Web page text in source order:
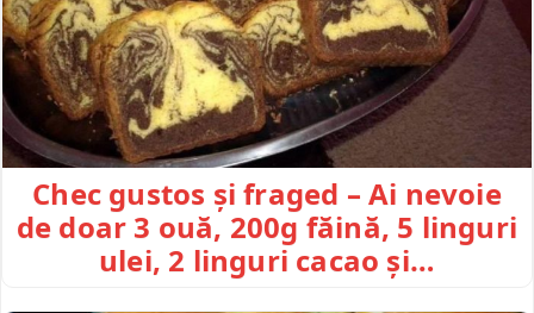
Chec gustos și fraged – Ai nevoie
de doar 3 ouă, 200g făină, 5 linguri
ulei, 2 linguri cacao și…